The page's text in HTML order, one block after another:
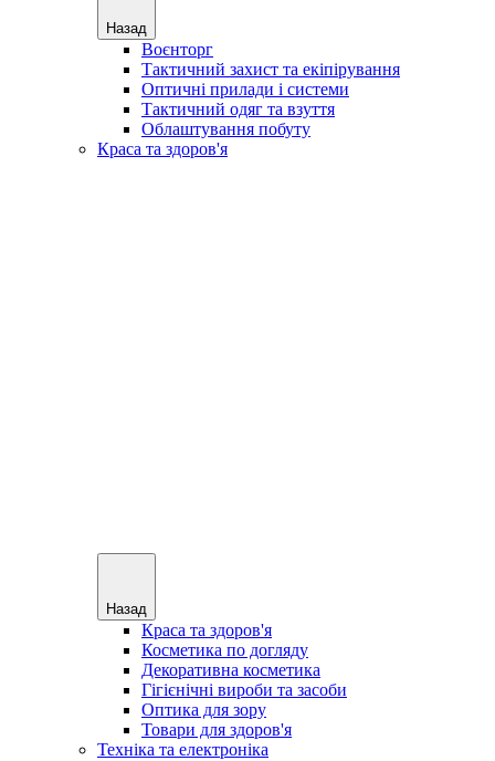
Назад
Воєнторг
Тактичний захист та екіпірування
Оптичні прилади і системи
Тактичний одяг та взуття
Облаштування побуту
Краса та здоров'я
Назад
Краса та здоров'я
Косметика по догляду
Декоративна косметика
Гігієнічні вироби та засоби
Оптика для зору
Товари для здоров'я
Техніка та електроніка